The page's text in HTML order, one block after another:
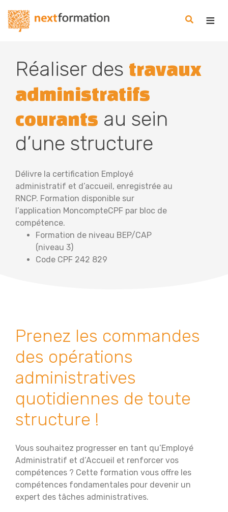
Nextformation
Réaliser des travaux
administratifs
courants au sein
d’une structure
Délivre la certification Employé
administratif et d’accueil, enregistrée au
RNCP. Formation disponible sur
l’application MoncompteCPF par bloc de
compétence.
Formation de niveau BEP/CAP
(niveau 3)
Code CPF 242 829
Prenez les commandes
des opérations
administratives
quotidiennes de toute
structure !
Vous souhaitez progresser en tant qu’Employé
Administratif et d’Accueil et renforcer vos
compétences ? Cette formation vous offre les
compétences fondamentales pour devenir un
expert des tâches administratives.